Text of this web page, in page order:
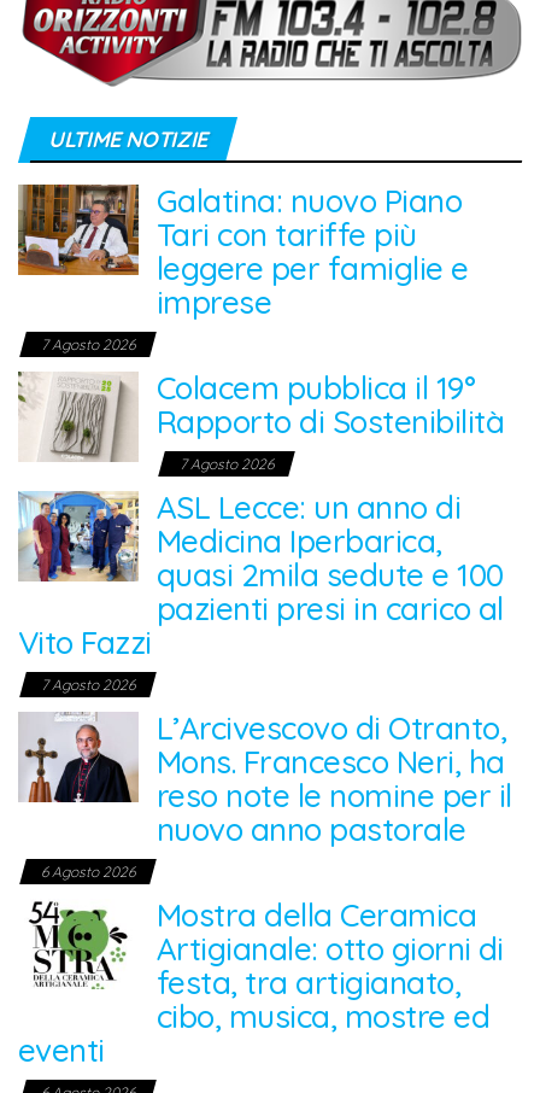
ULTIME NOTIZIE
Galatina: nuovo Piano
Tari con tariffe più
leggere per famiglie e
imprese
7 Agosto 2026
Colacem pubblica il 19°
Rapporto di Sostenibilità
7 Agosto 2026
ASL Lecce: un anno di
Medicina Iperbarica,
quasi 2mila sedute e 100
pazienti presi in carico al
Vito Fazzi
7 Agosto 2026
L’Arcivescovo di Otranto,
Mons. Francesco Neri, ha
reso note le nomine per il
nuovo anno pastorale
6 Agosto 2026
Mostra della Ceramica
Artigianale: otto giorni di
festa, tra artigianato,
cibo, musica, mostre ed
eventi